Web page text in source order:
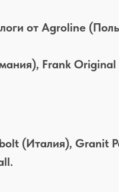
от Agroline
Frank
(Италия), Granit